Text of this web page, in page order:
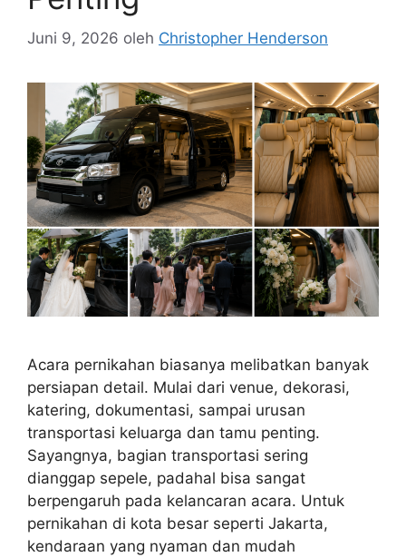
Juni 9, 2026 oleh Christopher Henderson
Acara pernikahan biasanya melibatkan banyak
persiapan detail. Mulai dari venue, dekorasi,
katering, dokumentasi, sampai urusan
transportasi keluarga dan tamu penting.
Sayangnya, bagian transportasi sering
dianggap sepele, padahal bisa sangat
berpengaruh pada kelancaran acara. Untuk
pernikahan di kota besar seperti Jakarta,
kendaraan yang nyaman dan mudah